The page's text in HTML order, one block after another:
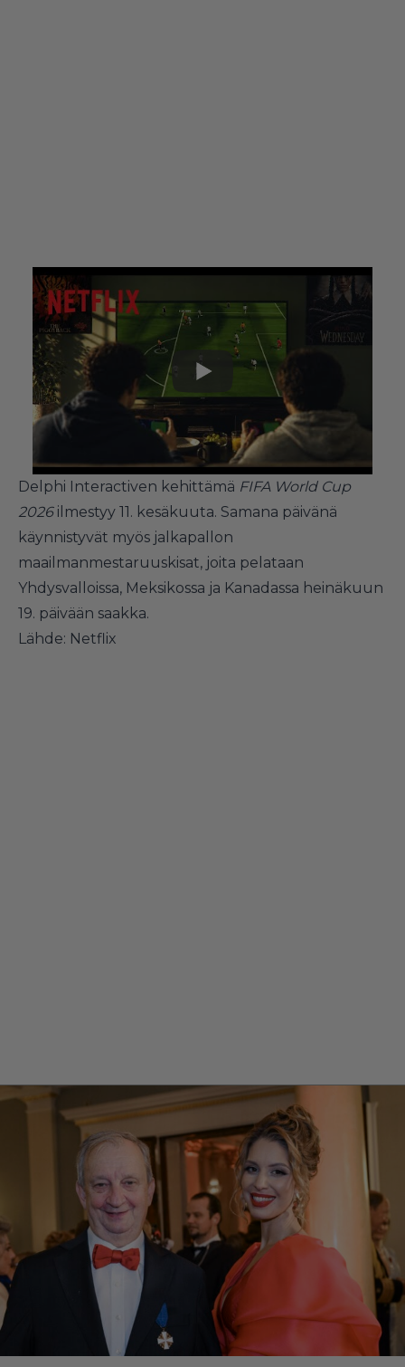
Delphi Interactiven kehittämä FIFA World Cup
2026 ilmestyy 11. kesäkuuta. Samana päivänä
käynnistyvät myös jalkapallon
maailmanmestaruuskisat, joita pelataan
Yhdysvalloissa, Meksikossa ja Kanadassa heinäkuun
19. päivään saakka.
Lähde: Netflix